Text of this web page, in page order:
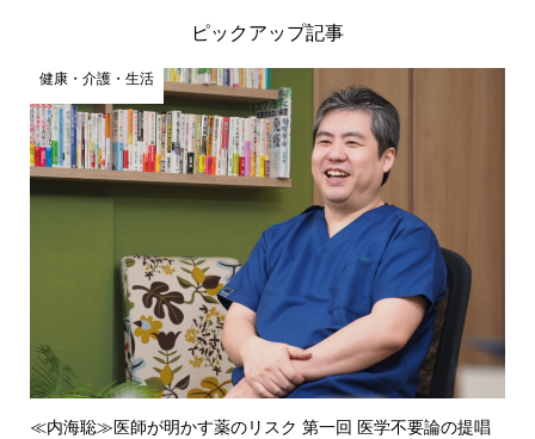
ピックアップ記事
健康・介護・生活
≪内海聡≫医師が明かす薬のリスク 第一回 医学不要論の提唱